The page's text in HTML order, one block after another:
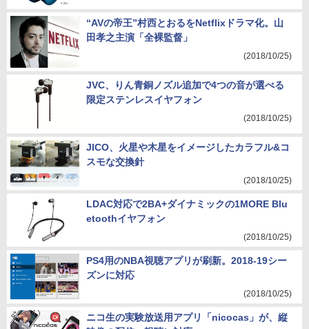
“AVの帝王”村西とおるをNetflixドラマ化。山
田孝之主演「全裸監督」
(2018/10/25)
JVC、りん青銅ノズル追加で4つの音が選べる
限定ステンレスイヤフォン
(2018/10/25)
JICO、火星や木星をイメージしたカラフル&コ
スモな交換針
(2018/10/25)
LDAC対応で2BA+ダイナミックの1MORE Blu
etoothイヤフォン
(2018/10/25)
PS4用のNBA視聴アプリが刷新。2018-19シー
ズンに対応
(2018/10/25)
ニコ生の実験放送用アプリ「nicocas」が、縦